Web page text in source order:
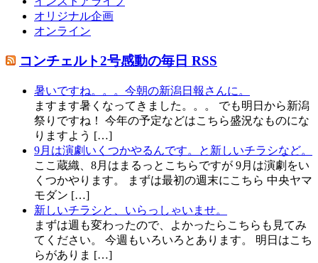
オリジナル企画
オンライン
コンチェルト2号感動の毎日 RSS
暑いですね。。。今朝の新潟日報さんに。
ますます暑くなってきました。。。 でも明日から新潟
祭りですね！ 今年の予定などはこちら盛況なものにな
りますよう […]
9月は演劇いくつかやるんです。と新しいチラシなど。
ここ蔵織、8月はまるっとこちらですが 9月は演劇をい
くつかやります。 まずは最初の週末にこちら 中央ヤマ
モダン […]
新しいチラシと、いらっしゃいませ。
まずは週も変わったので、よかったらこちらも見てみ
てください。 今週もいろいろとあります。 明日はこち
らがありま […]